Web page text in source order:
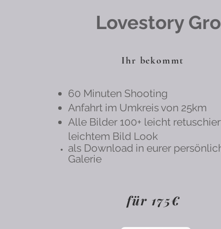
Lovestory
Ihr bekommt
60 Minuten Shooting
Anfahrt im Umkreis von 25km
Alle Bilder 100+ leicht
leichtem Bild Look
als Download in eurer
Galerie
für 175€